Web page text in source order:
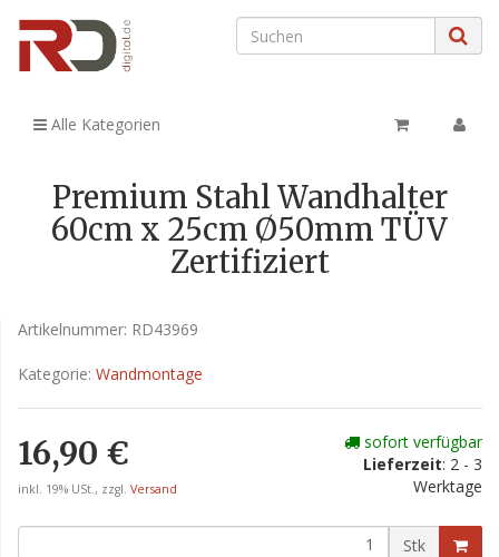
Alle Kategorien
Premium Stahl Wandhalter
60cm x 25cm Ø50mm TÜV
Zertifiziert
Artikelnummer: RD43969
Kategorie: Wandmontage
16,90 €
inkl. 19% USt., zzgl. Versand
sofort verfügbar
Lieferzeit: 2 - 3
Werktage
Stk